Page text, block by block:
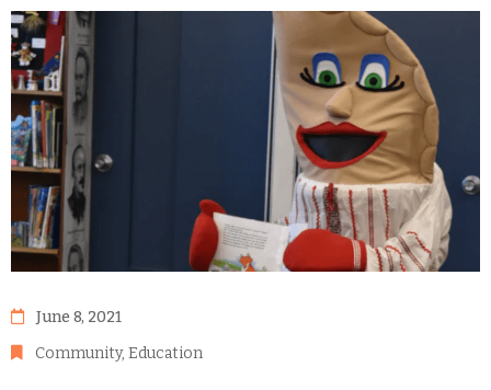
June 8, 2021
Community‚ Education